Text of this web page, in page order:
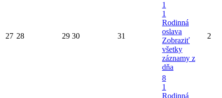
27 28 29 30 31
1
1
Rodinná
oslava
Zobraziť
všetky
záznamy z
dňa
2
8
1
Rodinná